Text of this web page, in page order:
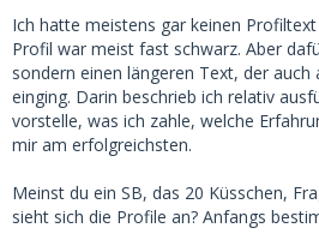
Ich hatte meistens gar keinen
Profil war meist fast schwarz. Aber
sondern einen längeren Text, der auch
einging. Darin beschrieb ich relativ
vorstelle, was ich zahle, welche
mir am erfolgreichsten.
Meinst du ein SB, das 20 Küsschen,
sieht sich die Profile an? Anfangs